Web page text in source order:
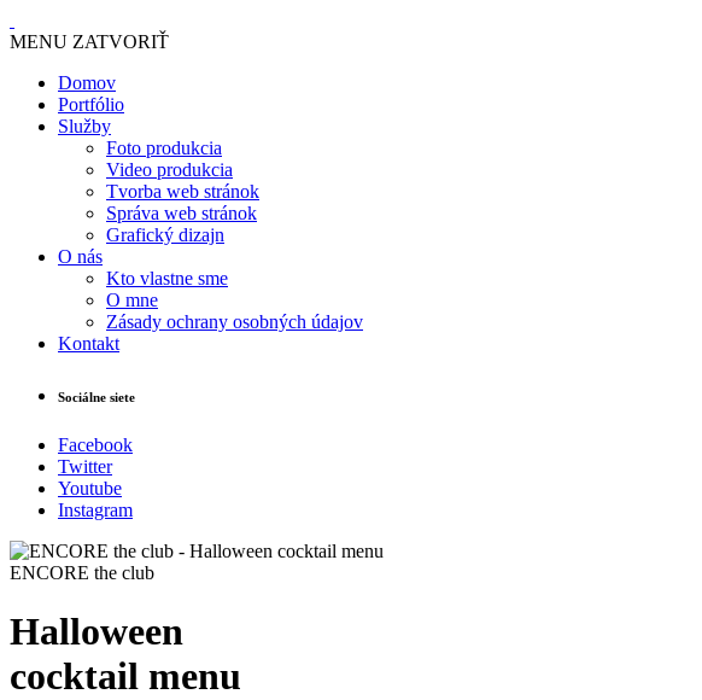
MENU ZATVORIŤ
Domov
Portfólio
Služby
Foto produkcia
Video produkcia
Tvorba web stránok
Správa web stránok
Grafický dizajn
O nás
Kto vlastne sme
O mne
Zásady ochrany osobných údajov
Kontakt
Sociálne siete
Facebook
Twitter
Youtube
Instagram
ENCORE the club
Halloween
cocktail menu